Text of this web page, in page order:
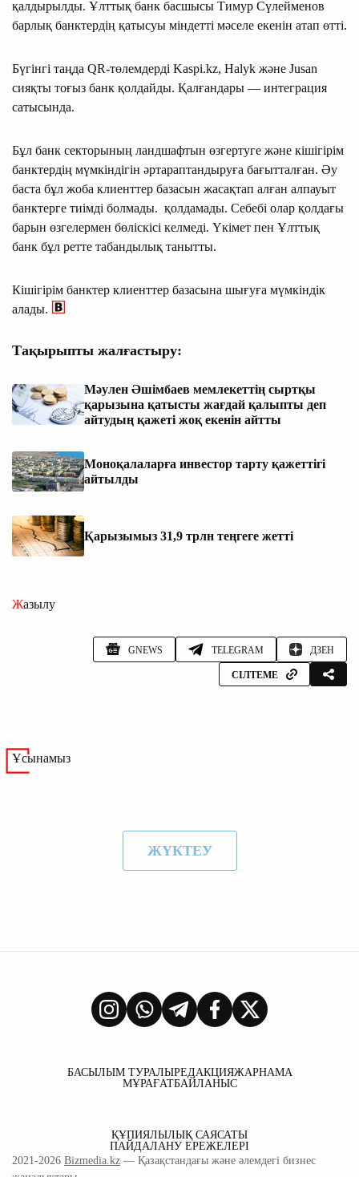
қалдырылды. Ұлттық банк басшысы Тимур Сүлейменов
барлық банктердің қатысуы міндетті мәселе екенін атап өтті.
Бүгінгі таңда QR-төлемдерді Kaspi.kz, Halyk және Jusan
сияқты тоғыз банк қолдайды. Қалғандары — интеграция
сатысында.
Бұл банк секторының ландшафтын өзгертуге және кішігірім
банктердің мүмкіндігін әртараптандыруға бағыт­талған. Әу
баста бұл жоба клиенттер базасын жасақтап алған алпауыт
банктерге тиімді болмады. қолдамады. Себебі олар қолдағы
барын өзгелермен бөліскісі келмеді. Үкімет пен Ұлттық
банк бұл ретте табандылық танытты.
Кішігірім банктер клиенттер базасына шығуға мүмкіндік
алады.
Тақырыпты жалғастыру:
Мәулен Әшімбаев мемлекеттің сыртқы
қарызына қатысты жағдай қалыпты деп
айтудың қажеті жоқ екенін айтты
Моноқалаларға инвестор тарту қажеттігі
айтылды
Қарызымыз 31,9 трлн теңгеге жетті
Жазылу
GNEWS TELEGRAM ДЗЕН
СІЛТЕМЕ
Ұсынамыз
ЖҮКТЕУ
БАСЫЛЫМ ТУРАЛЫРЕДАКЦИЯЖАРНАМА
МҰРАҒАТБАЙЛАНЫС
ҚҰПИЯЛЫЛЫҚ САЯСАТЫ
ПАЙДАЛАНУ ЕРЕЖЕЛЕРІ
2021-2026 Bizmedia.kz — Қазақстандағы және әлемдегі бизнес